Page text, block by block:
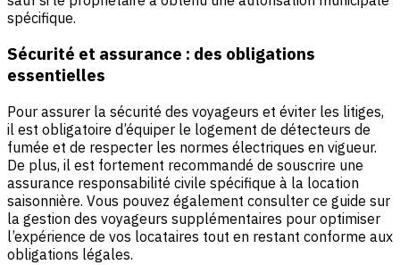
spécifique.
Sécurité et assurance : des obligations
essentielles
Pour assurer la sécurité des voyageurs et éviter les litiges,
il est obligatoire d’équiper le logement de détecteurs de
fumée et de respecter les normes électriques en vigueur.
De plus, il est fortement recommandé de souscrire une
assurance responsabilité civile spécifique à la location
saisonnière. Vous pouvez également consulter ce guide sur
la gestion des voyageurs supplémentaires pour optimiser
l’expérience de vos locataires tout en restant conforme aux
obligations légales.